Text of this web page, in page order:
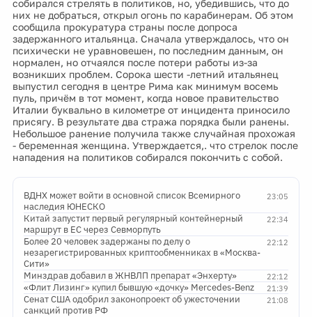
собирался стрелять в политиков, но, убедившись, что до
них не добраться, открыл огонь по карабинерам. Об этом
сообщила прокуратура страны после допроса
задержанного итальянца. Сначала утверждалось, что он
психически не уравновешен, по последним данным, он
нормален, но отчаялся после потери работы из-за
возникших проблем. Сорока шести -летний итальянец
выпустил сегодня в центре Рима как минимум восемь
пуль, причём в тот момент, когда новое правительство
Италии буквально в километре от инцидента приносило
присягу. В результате два стража порядка были ранены.
Небольшое ранение получила также случайная прохожая
- беременная женщина. Утверждается,. что стрелок после
нападения на политиков собирался покончить с собой.
23:05
ВДНХ может войти в основной список Всемирного
наследия ЮНЕСКО
22:34
Китай запустит первый регулярный контейнерный
маршрут в ЕС через Севморпуть
22:12
Более 20 человек задержаны по делу о
незарегистрированных криптообменниках в «Москва-
Сити»
22:12
Минздрав добавил в ЖНВЛП препарат «Энхерту»
21:39
«Флит Лизинг» купил бывшую «дочку» Mercedes-Benz
21:08
Сенат США одобрил законопроект об ужесточении
санкций против РФ